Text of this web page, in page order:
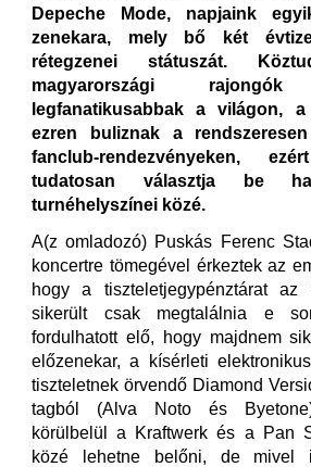
Depeche Mode, napjaink
zenekara, mely bő két
rétegzenei státuszát.
magyarországi
legfanatikusabbak a világon,
ezren buliznak a
fanclub-rendezvényeken,
tudatosan választja be
turnéhelyszínei közé.
A(z omladozó) Puskás Ferenc
koncertre tömegével érkeztek az
hogy a tiszteletjegypénztárat az
sikerült csak megtalálnia e
fordulhatott elő, hogy majdnem
előzenekar, a kísérleti
tiszteletnek örvendő Diamond
tagból (Alva Noto és
körülbelül a Kraftwerk és a Pan
közé lehetne belőni, de mivel